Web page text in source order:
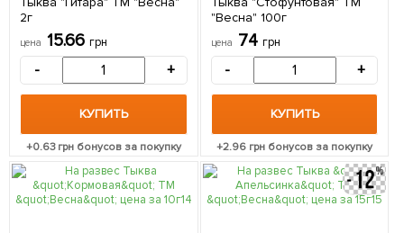
2г
цена 15.66 грн
- +
КУПИТЬ
+0.63грн бонусов за покупку
"Весна" 100г
цена 74 грн
- +
КУПИТЬ
+2.96 грн бонусов за покупку